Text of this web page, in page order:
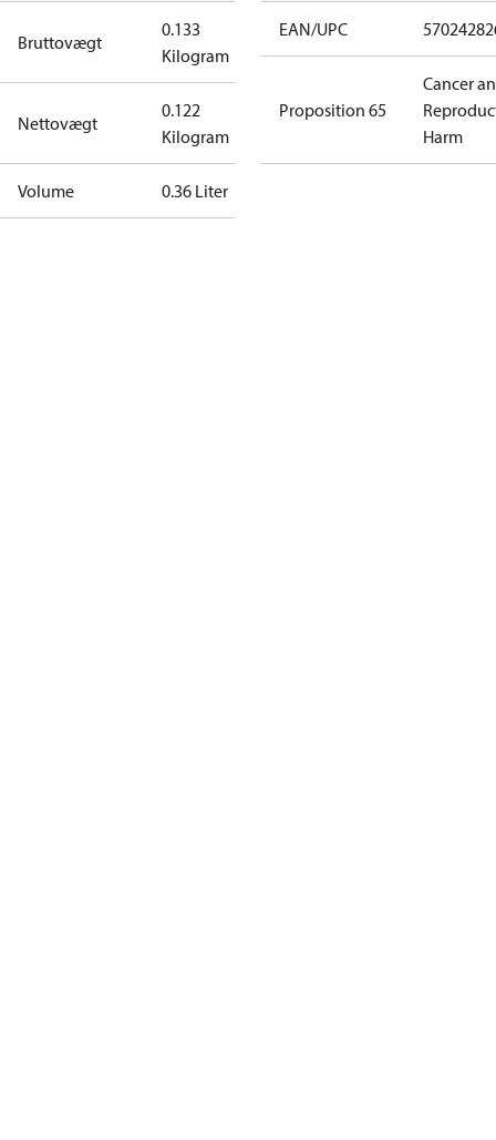
Bruttovægt
0.133
Kilogram
Nettovægt
0.122
Kilogram
Volume 0.36 Liter
EAN/UPC
Proposition 65
Cancer
Harm